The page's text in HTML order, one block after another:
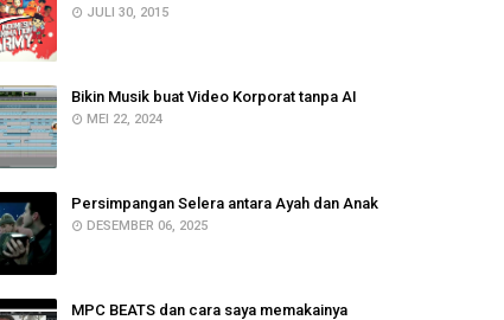
JULI 30, 2015
Bikin Musik buat Video Korporat tanpa AI
MEI 22, 2024
Persimpangan Selera antara Ayah dan Anak
DESEMBER 06, 2025
MPC BEATS dan cara saya memakainya